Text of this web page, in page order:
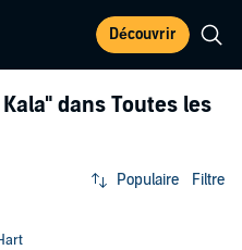
Découvrir
dans Toutes les
Populaire Filtre